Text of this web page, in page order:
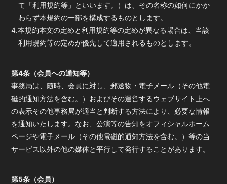
て「利用規約等」といいます。）は、その名称の如何にかか
わらず本規約の一部を構成するものとします。
4.本規約本文の定めと利用規約等の定めが異なる場合は、当該
利用規約等の定めが優先して適用されるものとします。
第4条（会員への通知等）
事務局は、随時、会員に対し、郵送物・電子メール（その他電
磁的通知方法を含む。）およびその運営するウェブサイト上へ
の表示その他事務局が適当と判断する方法により、必要な情報
を通知いたします。なお、公演等の告知をオフィシャルホーム
ページや電子メール（その他電磁的通知方法を含む。）等の当
サービス以外の他の媒体と平行して発行することがあります。
第5条（会員）